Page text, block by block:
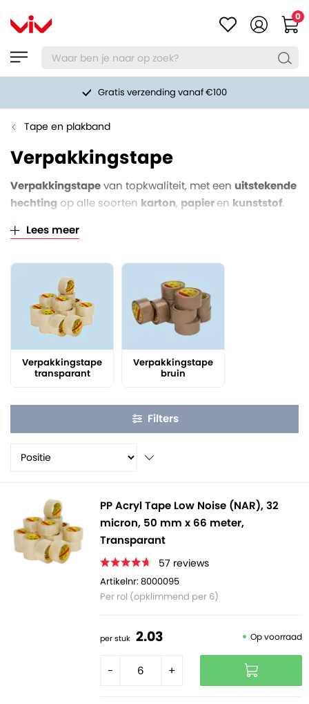
0
Gratis verzending vanaf €100
Tape en plakband
Verpakkingstape
Verpakkingstapevan topkwaliteit, met een uitstekende
hechting op alle soorten karton, papieren kunststof.
Het is gemakkelijk verwerkbaar, scheurt of breekt niet
Lees meer
Verpakkingstape
transparant
Verpakkingstape
bruin
Filters
PP Acryl Tape Low Noise (NAR), 32
micron, 50 mm x 66 meter,
Transparant
57 reviews
Artikelnr: 8000095
Per rol (opklimmend per 6)
per stuk 2.03 Op voorraad
- +